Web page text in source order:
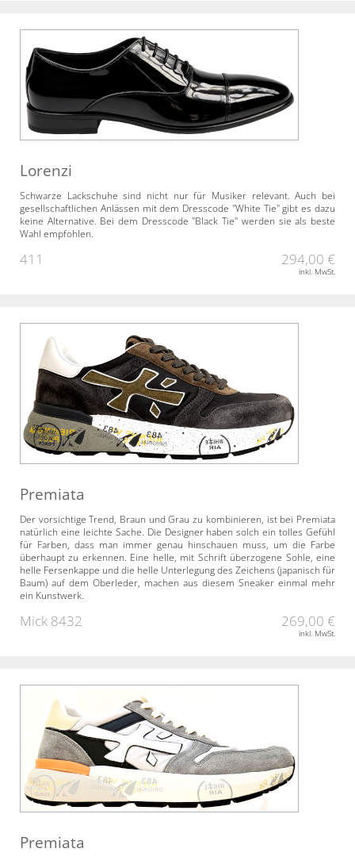
Lorenzi
Schwarze Lackschuhe sind nicht nur für Musiker relevant. Auch bei
gesellschaftlichen Anlässen mit dem Dresscode "White Tie" gibt es dazu
keine Alternative. Bei dem Dresscode "Black Tie" werden sie als beste
Wahl empfohlen.
411 294,00 €
inkl. MwSt.
Premiata
Der vorsichtige Trend, Braun und Grau zu kombinieren, ist bei Premiata
natürlich eine leichte Sache. Die Designer haben solch ein tolles Gefühl
für Farben, dass man immer genau hinschauen muss, um die Farbe
überhaupt zu erkennen. Eine helle, mit Schrift überzogene Sohle, eine
helle Fersenkappe und die helle Unterlegung des Zeichens (japanisch für
Baum) auf dem Oberleder, machen aus diesem Sneaker einmal mehr
ein Kunstwerk.
Mick 8432 269,00 €
inkl. MwSt.
Premiata